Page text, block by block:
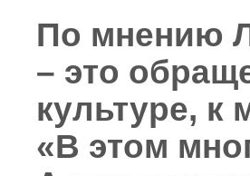
По мнению
– это
культуре, к
«В этом